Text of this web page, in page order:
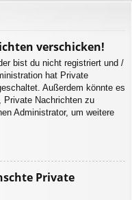
verschicken!
bist du nicht registriert und /
hat Private
Außerdem könnte es
Private Nachrichten zu
Administrator, um weitere
Private